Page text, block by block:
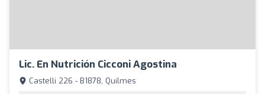
Lic. En Nutrición Cicconi Agostina
Castelli 226 - B1878, Quilmes